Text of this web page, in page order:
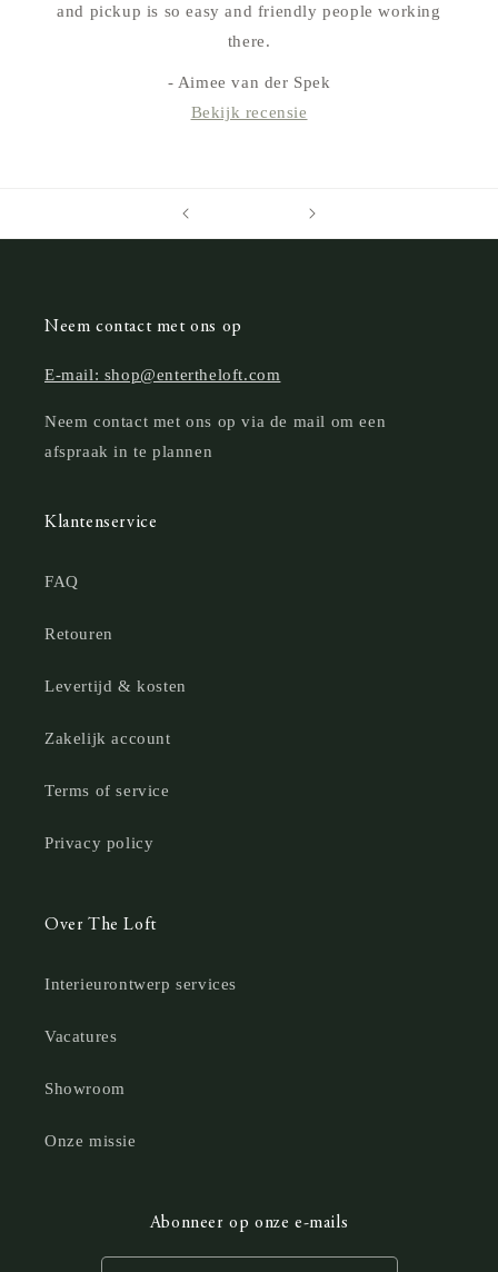
and pickup is so easy and friendly people working
there.
- Aimee van der Spek
Bekijk recensie
Neem contact met ons op
E-mail: shop@entertheloft.com
Neem contact met ons op via de mail om een
afspraak in te plannen
Klantenservice
FAQ
Retouren
Levertijd & kosten
Zakelijk account
Terms of service
Privacy policy
Over The Loft
Interieurontwerp services
Vacatures
Showroom
Onze missie
Abonneer op onze e-mails